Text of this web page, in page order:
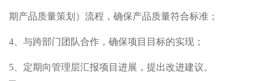
期产品质量策划）流程，确保产品质量符合标准；
4、与跨部门团队合作，确保项目目标的实现；
5、定期向管理层汇报项目进展，提出改进建议。